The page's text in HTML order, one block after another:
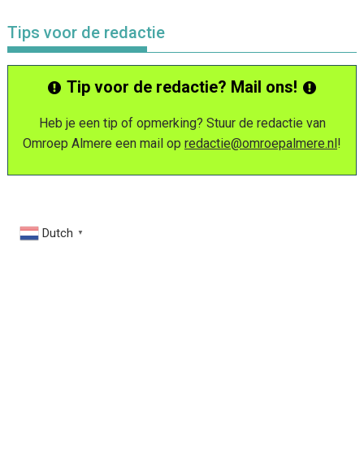
Tips voor de redactie
Tip voor de redactie? Mail ons!
Heb je een tip of opmerking? Stuur de redactie van
Omroep Almere een mail op redactie@omroepalmere.nl!
Dutch ▼